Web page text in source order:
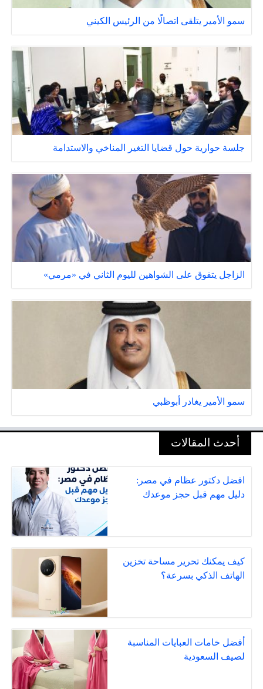
سمو الأمير يتلقى اتصالًا من الرئيس الكيني
جلسة حوارية حول قضايا التغير المناخي والاستدامة
الزاجل يتفوق على الشواهين لليوم الثاني في «مرمي»
سمو الأمير يغادر أبوظبي
أحدث المقالات
افضل دكتور عظام في مصر:
دليل مهم قبل حجز موعدك
كيف يمكنك تحرير مساحة تخزين
الهاتف الذكي بسرعة؟
أفضل خامات العبايات المناسبة
لصيف السعودية